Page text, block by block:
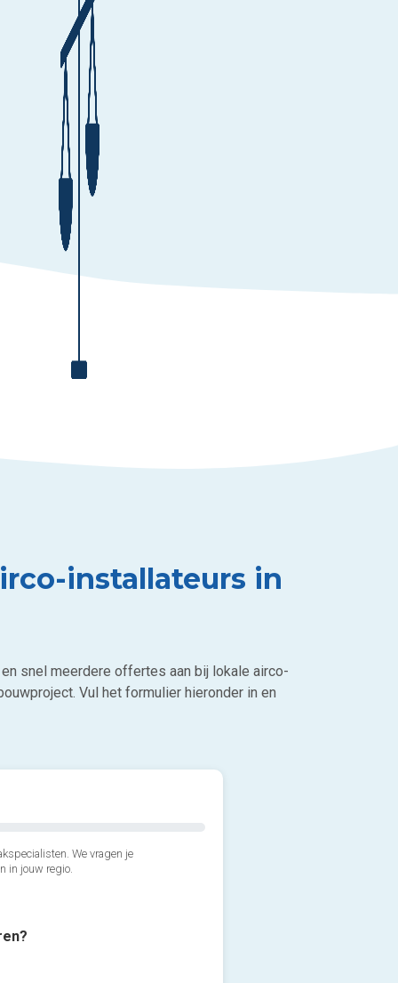
installateurs in
snel meerdere offertes aan bij lokale airco-
Vul het formulier hieronder in en
We vragen je
in jouw regio.